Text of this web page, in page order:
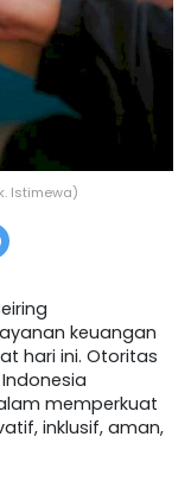
Istimewa)
keuangan
hari ini. Otoritas
memperkuat
inklusif, aman,